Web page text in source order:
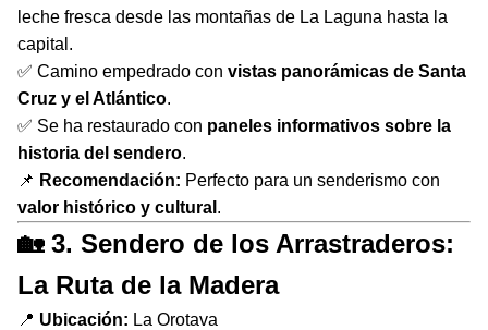
leche fresca desde las montañas de La Laguna hasta la
capital.
✅ Camino empedrado con vistas panorámicas de Santa
Cruz y el Atlántico.
✅ Se ha restaurado con paneles informativos sobre la
historia del sendero.
📌 Recomendación: Perfecto para un senderismo con
valor histórico y cultural .
🏡 3. Sendero de los Arrastraderos:
La Ruta de la Madera
📍 Ubicación: La Orotava